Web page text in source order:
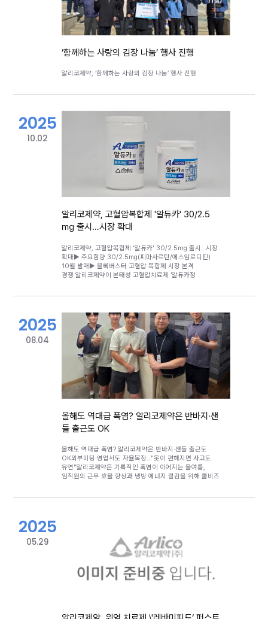
프로세스 고도화, 임직원 준법 리더십 강화, 조직문화 개선
등 다양한 활동을 추진해 왔으며, 이러한 노력의 연장선에서
이번 ‘ISO37301’ 인증까지 추가로 획득하며 통합인증을
완료했다. 이번 인증 획득을 통해 알리코제약의 투명한 ESG
경영 실천을 위한 노력을 국제적으로 인정 받았으며,
‘ISO37001’과 ‘ISO37301’을 아우르는 통합 관리체계를
강화하게 됐다.
‘함께하는 사랑의 김장 나눔’ 행사 진행
알리코제약, ‘함께하는 사랑의 김장 나눔’ 행사 진행
2025
10.02
알리코제약, 고혈압복합제 '알듀카' 30/2.5
㎎ 출시…시장 확대
알리코제약, 고혈압복합제 '알듀카' 30/2.5㎎ 출시…시장
확대 ▶ 주요함량 30/2.5mg(피마사르탄/에스암로디핀)
10월 발매▶ 블록버스터 고혈압 복합제 시장 본격
경쟁 알리코제약이 본태성 고혈압치료제 ‘알듀카정
10월 건강보험 약가에 등재된다. 이로써 기존 60/2.5mg
함량에 더해 주요 용량을 확보하게 되면서 사실상 완전한
제품군으로 발매한다.보령 듀카브정은 2016년 시판 허가를
받은 이후 블록버스터 품목으로 자리매김했다. 적응증은
‘피마사르탄칼륨 단독요법으로 혈압이 적절히 조절되지 않는
본태성 고혈압’이며, 매출은 2023년 543억 원, 2024년
608억 원, 2025년 약 655억 원(추산)으로 연평균 10%
성장을 이어가고 있다.알리코제약을 포함한 제네릭 업체들은
2023년 2월부터 60/2.5mg 함량만 발매했으나, 듀카브정
대비 시장 점유율은 약 4%에 그쳤다. 이는 듀카브정의 주력
용량인 30/5mg, 60/5mg 제품 중 30/5mg 함량이 보령의
약제학적 조성물 특허(특허번호 1168136, 존속기간
2031년 8월 8일)에 묶여 있었기 때문이다. 해당 특허는
‘피마사르탄칼륨삼수화물 30mg 및 암로디핀 베실레이트
알리코제약은 권리범위확인심판과 등록무효심판을 통해
특허 회피를 시도했으나 1심(특허심판원, 2022.3.31.), 2심
(특허법원, 2023.11.30.) 결과에 따라 발매가 지연되었다.
그러나 지난 6월 26일 대법원에서 원고의 상고를 받아들여
파기환송 결정을 이끌어냈고, 현재 사건은 특허법원으로
파기환송심이 실질적 승소라고 판단, 지난 6월 말 약가를
60/5mg이다. 이에 준하는 알리코제약의 ‘알듀카정’의
용량은 각각 30/2.5mg과 60/2.5mg으로, 기존 암로디핀
대신 에스암로디핀을 적용해 동일 효능을 에스암로디핀 절반
단독 판매 대비 30/2.5mg 병행 발매 시 시장 확대 효과가
클 것으로 기대된다.현재 피마사르탄 단일제 시장은 연간 약
3개 제네릭사의 제품을 위탁 생산해 사실상 시장을 주도하고
2025
08.04
올해도 역대급 폭염? 알리코제약은 반바지·샌
들 출근도 OK
올해도 역대급 폭염? 알리코제약은 반바지·샌들 출근도
OK외부미팅·영업서도 자율복장…"옷이 편해지면 사고도
유연"알리코제약은 기록적인 폭염이 이어지는 올여름,
임직원의 근무 효율 향상과 냉방 에너지 절감을 위해 쿨비즈
자유로워지면 사고도 유연해지고 창의적인 아이디어 발상에
도움이 된다"며&nbsp; "일부 직원들이 반바지 착용에
아직은 어색해하지만 회사 차원에서 적극 권장하고 있다"고
전했다.실제 회사 마케팅 부서 한 직원은 출퇴근길에 IT업계
종사자들의 자유로운 복장이 늘 부러웠는데, 이제는
2025
05.29